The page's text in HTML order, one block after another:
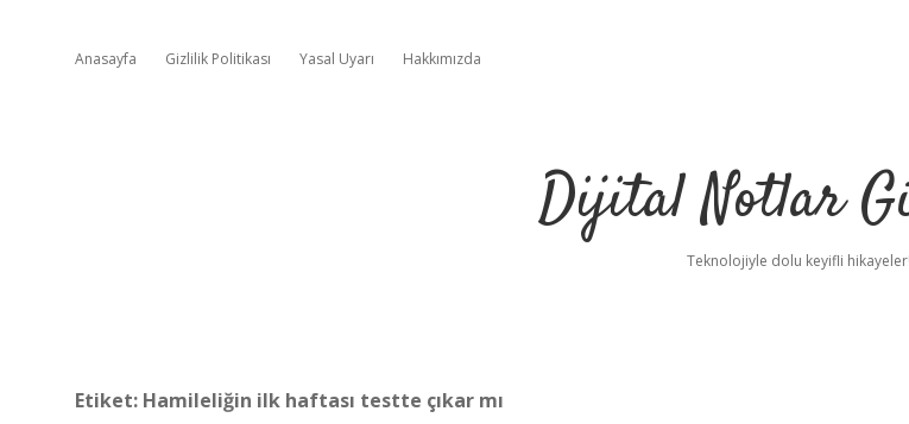
Anasayfa Gizlilik Politikası Yasal Uyarı Hakkımızda
Dijital Notlar
Teknolojiyle dolu keyifli hikayeler!
Etiket: Hamileliğin ilk haftası testte çıkar mı